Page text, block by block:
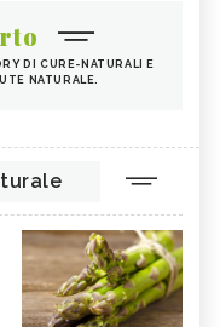
DI CURE-NATURALI E
NATURALE.